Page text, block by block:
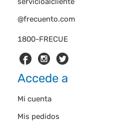
1800-FRECUE
@frecuento.com
Accede a
Mi cuenta
Mis pedidos